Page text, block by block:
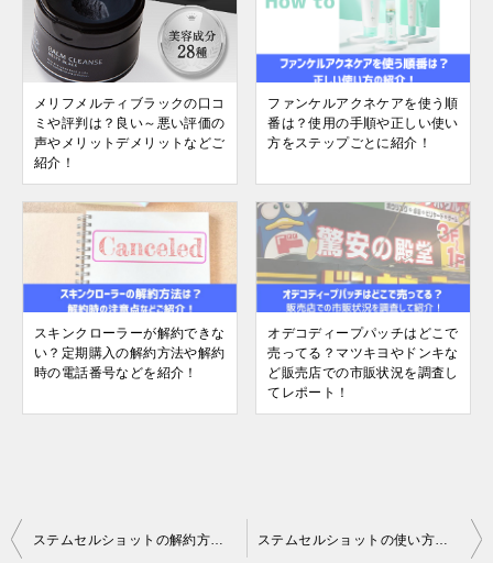
メリフメルティブラックの口コ
ミや評判は？良い～悪い評価の
声やメリットデメリットなどご
紹介！
ファンケルアクネケアを使う順
番は？使用の手順や正しい使い
方をステップごとに紹介！
スキンクローラーが解約できな
い？定期購入の解約方法や解約
時の電話番号などを紹介！
オデコディープパッチはどこで
売ってる？マツキヨやドンキな
ど販売店での市販状況を調査し
てレポート！
投
ステムセルショットの解約方法を紹介！定期購入解約時の電話番号や注意点は？ ステムセルショットの使い方を3ステップで紹介！使用時の注意点や使うタイミングなどもご案内！